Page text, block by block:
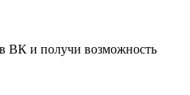
ВК и получи возможность